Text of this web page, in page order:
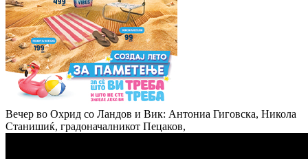
Вечер во Охрид со Ландов и Вик: Антониа Гиговска, Никола
Станишиќ, градоначалникот Пецаков,